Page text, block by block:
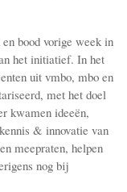
bood vorige week in
het initiatief. In het
uit vmbo, mbo en
met het doel
kwamen ideeën,
& innovatie van
meepraten, helpen
nog bij